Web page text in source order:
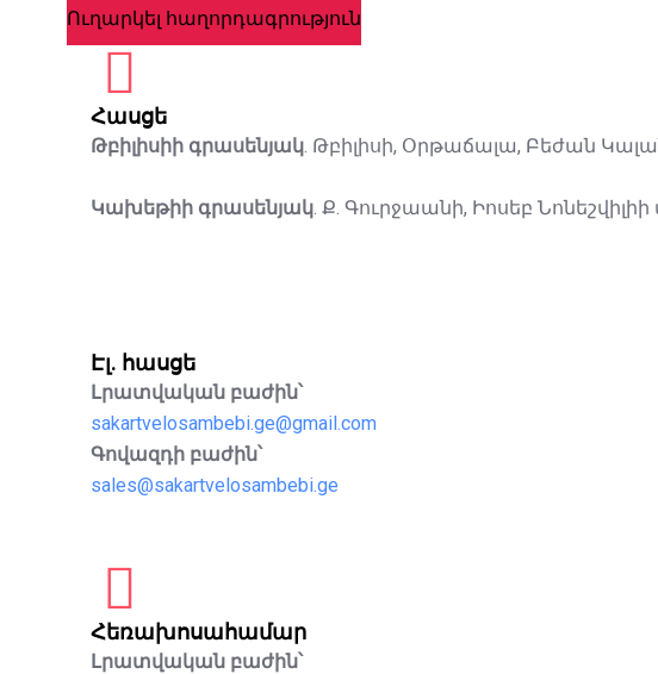
Ուղարկել հաղորդագրություն
Հասցե
Թբիլիսիի գրասենյակ. Թբիլիսի, Օրթաճալա, Բեժան
Կախեթիի գրասենյակ. Ք. Գուրջաանի, Իոսեբ
Էլ. հասցե
Լրատվական բաժին՝
sakartvelosambebi.ge@gmail.com
Գովազդի բաժին՝
sales@sakartvelosambebi.ge
Հեռախոսահամար
Լրատվական բաժին՝